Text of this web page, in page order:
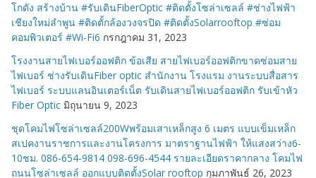
โกดัง สร้างบ้าน #รับเดินFiberOptic #ติดตั้งโซล่าเซลล์ #ช่างไฟฟ้า
เชียงใหม่ลำพูน #ติดตั้กล้องวงจรปิด #ติดตั้งSolarrooftop #ซ่อม
คอมพิวเตอร์ #Wi-Fi6 กรกฎาคม 31, 2023
โรงงานสายไฟเบอร์ออฟติก ข้อเสีย สายไฟเบอร์ออฟติกขาดซ่อมสาย
ไฟเบอร์ ช่างรับเดินFiber optic สำนักงาน โรงแรม งานระบบสื่อสาร
ไฟเบอร์ ระบบแลนอินเตอร์เน็ต รับเดินสายไฟเบอร์ออฟติก รับเข้าหัว
Fiber Optic มิถุนายน 9, 2023
ชุดโคมไฟโซล่าเซลล์200Wพร้อมเสาเหล็กสูง 6 เมตร แบบเข็มเหล็ก
สเปคงานราชการและงานโครงการ มาตราฐานไฟฟ้า ให้แสงสว่าง6-
10ชม. 086-654-9814 098-696-4544 รายละเอียดราคากลาง โคมไฟ
ถนนโซล่าเซลล์ ออกแบบติดตั้งSolar rooftop กุมภาพันธ์ 26, 2023